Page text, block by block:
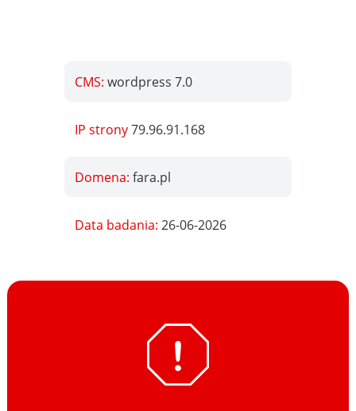
CMS:wordpress 7.0
IP strony79.96.91.168
Domena:fara.pl
Data badania:26-06-2026